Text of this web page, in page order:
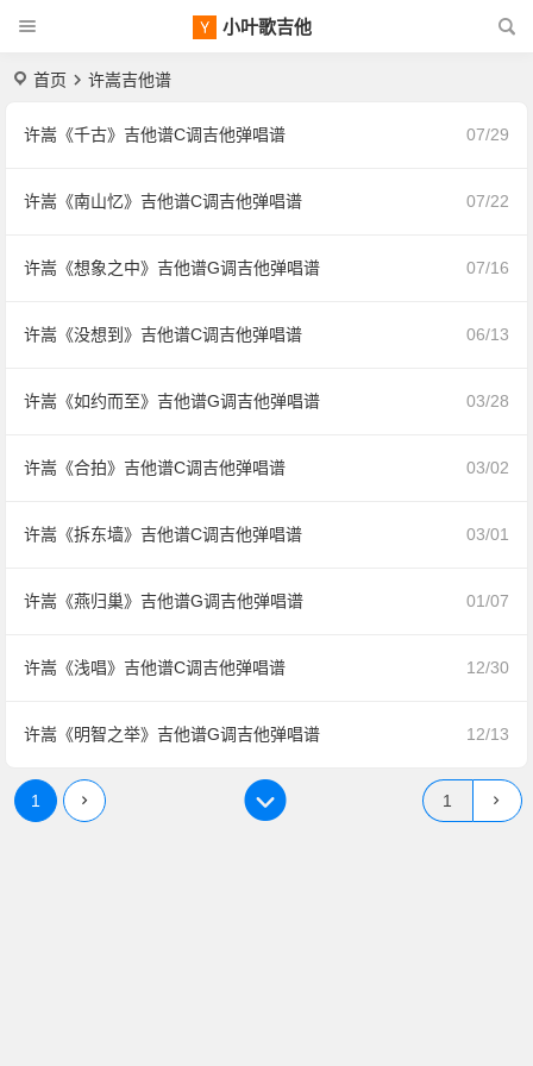
小叶歌吉他
首页 许嵩吉他谱
07/29
许嵩《千古》吉他谱C调吉他弹唱谱
07/22
许嵩《南山忆》吉他谱C调吉他弹唱谱
07/16
许嵩《想象之中》吉他谱G调吉他弹唱谱
06/13
许嵩《没想到》吉他谱C调吉他弹唱谱
03/28
许嵩《如约而至》吉他谱G调吉他弹唱谱
03/02
许嵩《合拍》吉他谱C调吉他弹唱谱
03/01
许嵩《拆东墙》吉他谱C调吉他弹唱谱
01/07
许嵩《燕归巢》吉他谱G调吉他弹唱谱
12/30
许嵩《浅唱》吉他谱C调吉他弹唱谱
12/13
许嵩《明智之举》吉他谱G调吉他弹唱谱
1